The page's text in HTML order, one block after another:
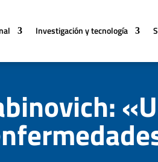
Investigación y tecnología